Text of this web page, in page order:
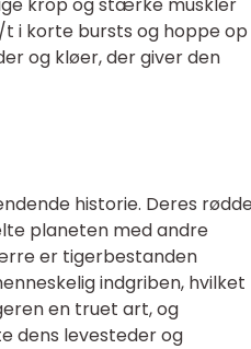
i korte bursts og hoppe op
og kløer, der giver den
historie. Deres
planeten med andre
er tigerbestanden
indgriben, hvilket
en truet art, og
dens levesteder og